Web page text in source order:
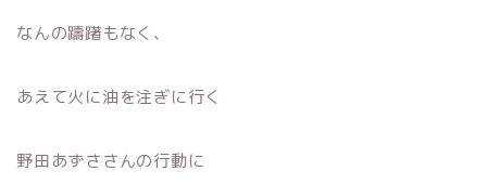
なんの躊躇もなく、
あえて火に油を注ぎに行く
野田あずささんの行動に